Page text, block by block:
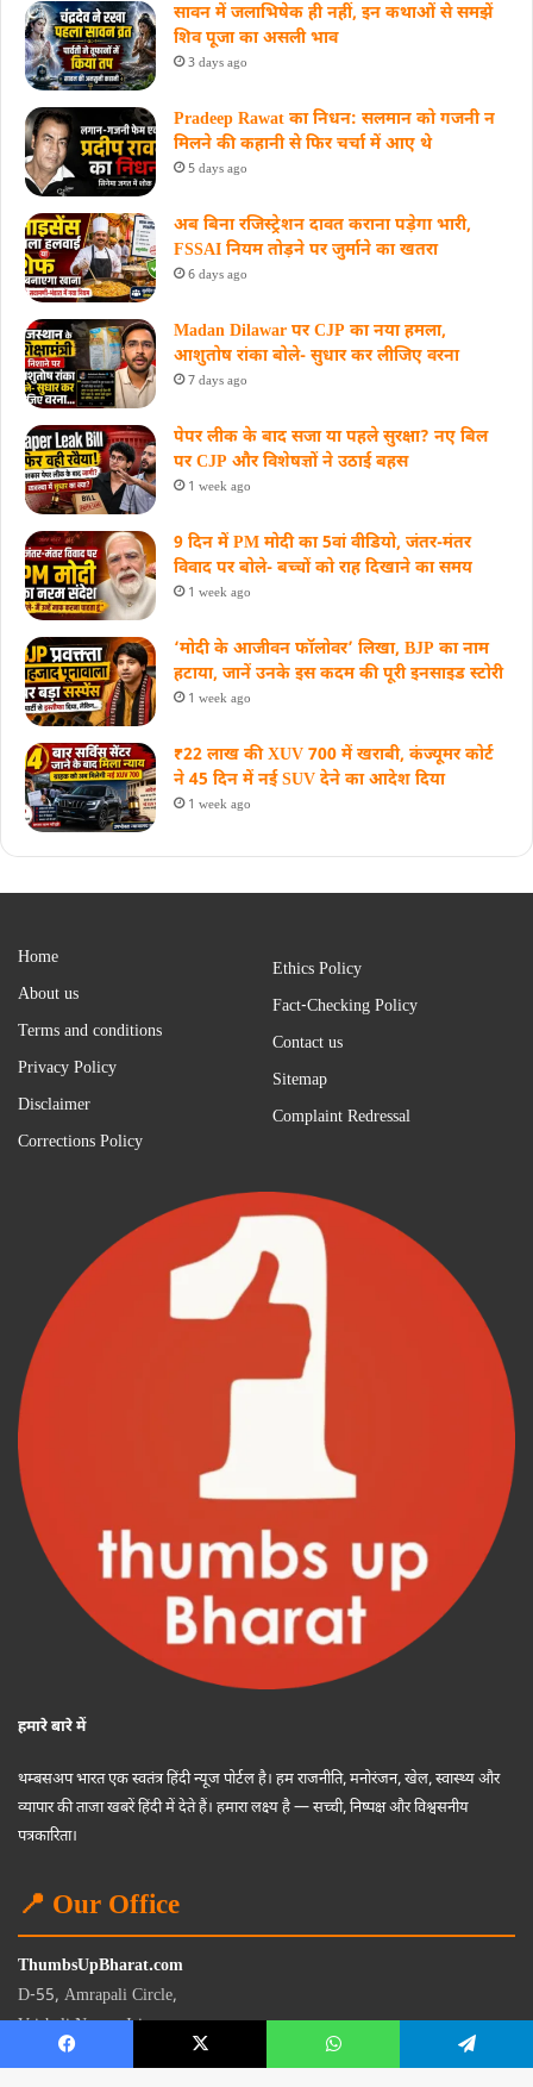
सावन में जलाभिषेक ही नहीं, इन कथाओं से समझें
शिव पूजा का असली भाव
3 days ago
Pradeep Rawat का निधन: सलमान को गजनी न
मिलने की कहानी से फिर चर्चा में आए थे
5 days ago
अब बिना रजिस्ट्रेशन दावत कराना पड़ेगा भारी,
FSSAI नियम तोड़ने पर जुर्माने का खतरा
6 days ago
Madan Dilawar पर CJP का नया हमला,
आशुतोष रांका बोले- सुधार कर लीजिए वरना
7 days ago
पेपर लीक के बाद सजा या पहले सुरक्षा? नए बिल
पर CJP और विशेषज्ञों ने उठाई बहस
1 week ago
9 दिन में PM मोदी का 5वां वीडियो, जंतर-मंतर
विवाद पर बोले- बच्चों को राह दिखाने का समय
1 week ago
‘मोदी के आजीवन फॉलोवर’ लिखा, BJP का नाम
हटाया, जानें उनके इस कदम की पूरी इनसाइड स्‍टोरी
1 week ago
₹22 लाख की XUV 700 में खराबी, कंज्यूमर कोर्ट
ने 45 दिन में नई SUV देने का आदेश दिया
1 week ago
Home
About us
Terms and conditions
Privacy Policy
Disclaimer
Corrections Policy
Ethics Policy
Fact-Checking Policy
Contact us
Sitemap
Complaint Redressal
हमारे बारे में
थम्बसअप भारत एक स्वतंत्र हिंदी न्यूज पोर्टल है। हम राजनीति, मनोरंजन, खेल, स्वास्थ्य और
व्यापार की ताजा खबरें हिंदी में देते हैं। हमारा लक्ष्य है — सच्ची, निष्पक्ष और विश्वसनीय
पत्रकारिता।
📍 Our Office
ThumbsUpBharat.com
D-55, Amrapali Circle,
Vaishali Nagar, Jaipur
Rajasthan - 302021